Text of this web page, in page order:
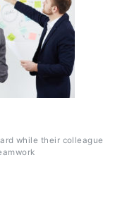
while their colleague